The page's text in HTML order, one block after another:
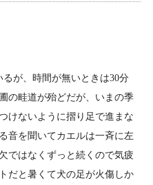
が、時間が無いときは30分
の畦道が殆どだが、いまの季
けないように摺り足で進まな
音を聞いてカエルは一斉に左
ではなくずっと続くので気疲
だと暑くて犬の足が火傷しか